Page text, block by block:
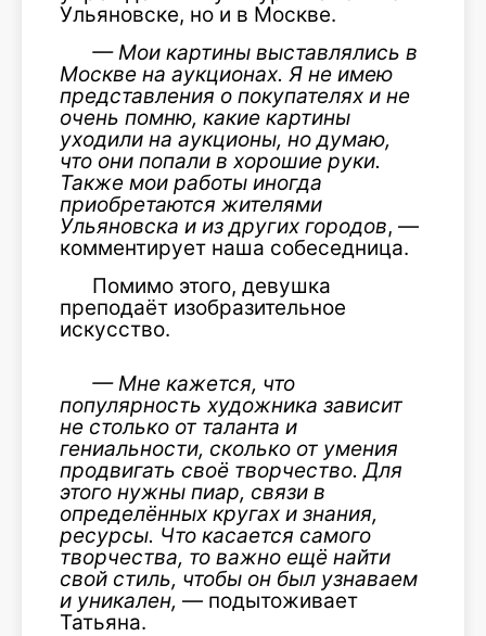
Ульяновске, но и в Москве.
— Мои картины выставлялись в
Москве на аукционах. Я не имею
представления о покупателях и не
очень помню, какие картины
уходили на аукционы, но думаю,
что они попали в хорошие руки.
Также мои работы иногда
приобретаются жителями
Ульяновска и из других городов, —
комментирует наша собеседница.
Помимо этого, девушка
преподаёт изобразительное
искусство.
— Мне кажется, что
популярность художника зависит
не столько от таланта и
гениальности, сколько от умения
продвигать своё творчество. Для
этого нужны пиар, связи в
определённых кругах и знания,
ресурсы. Что касается самого
творчества, то важно ещё найти
свой стиль, чтобы он был узнаваем
и уникален, — подытоживает
Татьяна.